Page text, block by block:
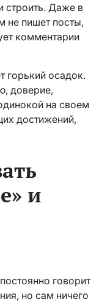
строить. Даже в
не пишет посты,
комментарии
горький осадок.
доверие,
на своем
достижений,
и
говорит
но сам ничего